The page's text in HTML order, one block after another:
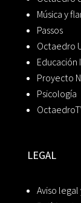
Música y
Passos
Octaedro
Educación
Proyecto
Psicología
LEGAL
Aviso